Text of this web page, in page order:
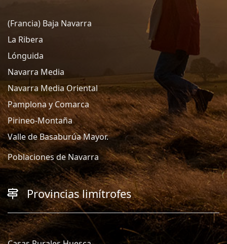
(Francia) Baja Navarra
La Ribera
Lónguida
Navarra Media
Navarra Media Oriental
Pamplona y Comarca
Pirineo-Montaña
Valle de Basaburúa Mayor.
Poblaciones de Navarra
Provincias limítrofes